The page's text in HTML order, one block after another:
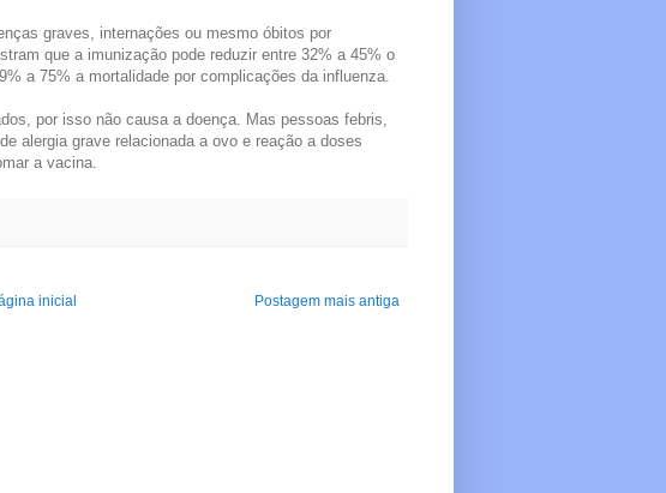
graves, internações ou mesmo óbitos por
que a imunização pode reduzir entre 32% a 45% o
a 75% a mortalidade por complicações da influenza.
por isso não causa a doença. Mas pessoas febris,
alergia grave relacionada a ovo e reação a doses
a vacina.
Postagem mais antiga
inicial